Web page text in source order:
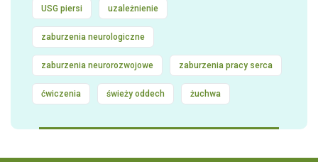
USG piersi uzależnienie
zaburzenia neurologiczne
zaburzenia neurorozwojowe zaburzenia pracy serca
ćwiczenia świeży oddech żuchwa